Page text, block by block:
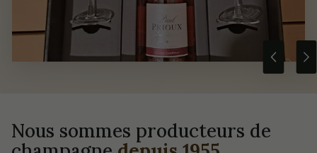
Nous sommes producteurs de